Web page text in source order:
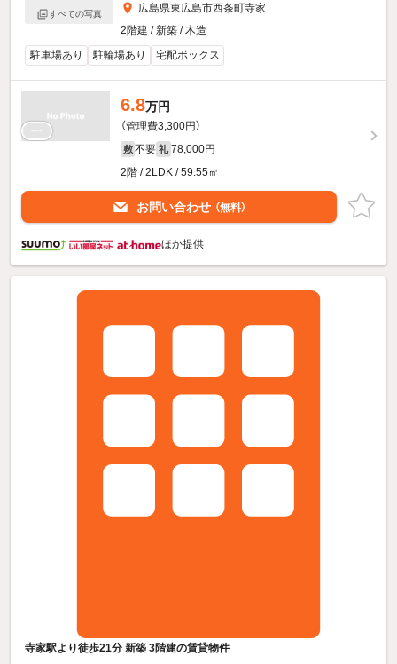
すべての写真
広島県東広島市西条町寺家
2階建 / 新築 / 木造
駐車場あり
駐輪場あり 宅配ボックス
6.8万円
（管理費3,300円）
敷 不要 礼 78,000円
2階 / 2LDK / 59.55㎡
お問い合わせ （無料）
ほか提供
寺家駅より徒歩21分 新築 3階建の賃貸物件